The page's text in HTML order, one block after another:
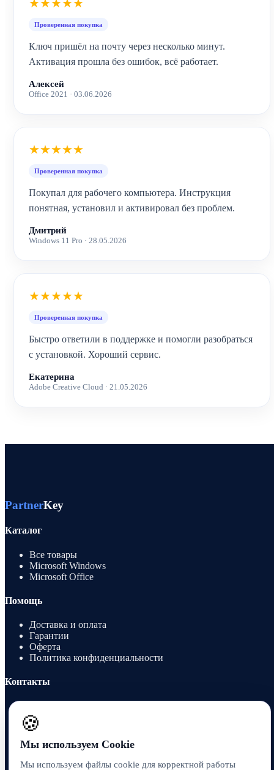
★★★★★
Проверенная покупка
Ключ пришёл на почту через несколько минут.
Активация прошла без ошибок, всё работает.
Алексей
Office 2021 · 03.06.2026
★★★★★
Проверенная покупка
Покупал для рабочего компьютера. Инструкция
понятная, установил и активировал без проблем.
Дмитрий
Windows 11 Pro · 28.05.2026
★★★★★
Проверенная покупка
Быстро ответили в поддержке и помогли разобраться
с установкой. Хороший сервис.
Екатерина
Adobe Creative Cloud · 21.05.2026
PartnerKey
Каталог
Все товары
Microsoft Windows
Microsoft Office
Помощь
Доставка и оплата
Гарантии
Оферта
Политика конфиденциальности
Контакты
sales@partnerkey.ru
Telegram
🍪
Мы используем Cookie
Мы используем файлы cookie для корректной работы